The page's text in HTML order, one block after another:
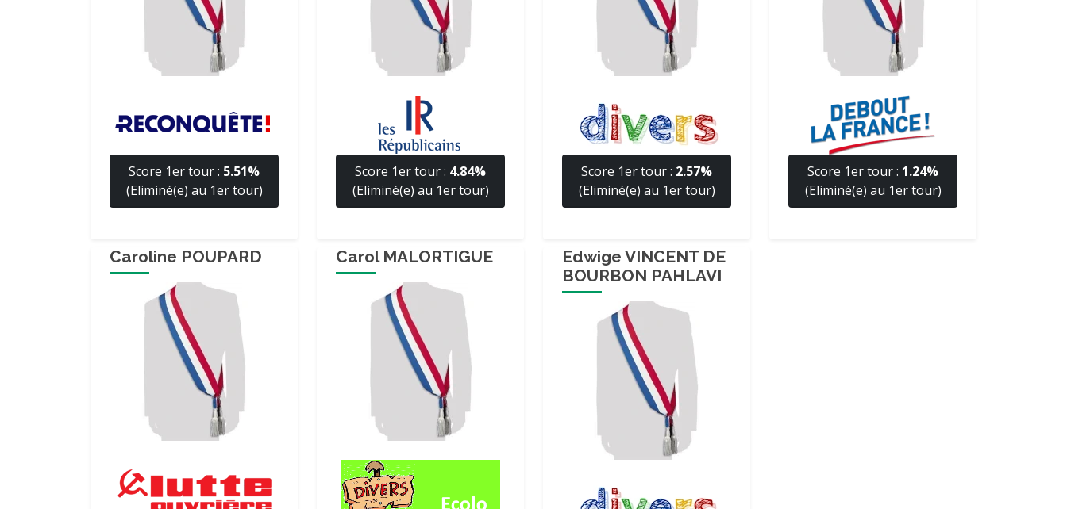
Score 1er tour : 5.51%
(Eliminé(e) au 1er tour)
Score 1er tour : 4.84%
(Eliminé(e) au 1er tour)
Score 1er tour : 2.57%
(Eliminé(e) au 1er tour)
Score 1er tour : 1.24%
(Eliminé(e) au 1er tour)
Caroline POUPARD Carol MALORTIGUE
Edwige VINCENT DE
BOURBON PAHLAVI